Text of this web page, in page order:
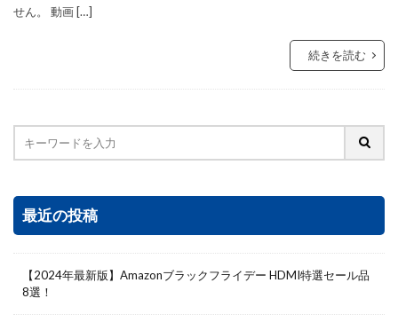
せん。 動画 […]
続きを読む
最近の投稿
【2024年最新版】Amazonブラックフライデー HDMI特選セール品
8選！